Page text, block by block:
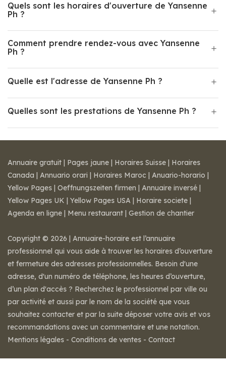
Quels sont les horaires d'ouverture de Yansenne
Ph ?
Comment prendre rendez-vous avec Yansenne
Ph ?
Quelle est l'adresse de Yansenne Ph ?
Quelles sont les prestations de Yansenne Ph ?
Annuaire gratuit | Pages jaune | Horaires Suisse | Horaires
Canada | Annuario orari | Horaires Maroc | Anuario-horario |
Yellow Pages | Oeffnungszeiten firmen | Annuaire inversé |
Yellow Pages UK | Yellow Pages USA | Horaire societe |
Agenda en ligne | Menu restaurant | Gestion de chantier
Copyright © 2026 | Annuaire-horaire est l’annuaire
professionnel qui vous aide à trouver les horaires d’ouverture
et fermeture des adresses professionnelles. Besoin d'une
adresse, d'un numéro de téléphone, les heures d’ouverture,
d’un plan d'accès ? Recherchez le professionnel par ville ou
par activité et aussi par le nom de la société que vous
souhaitez contacter et par la suite déposer votre avis et vos
recommandations avec un commentaire et une notation.
Mentions légales - Conditions de ventes - Contact